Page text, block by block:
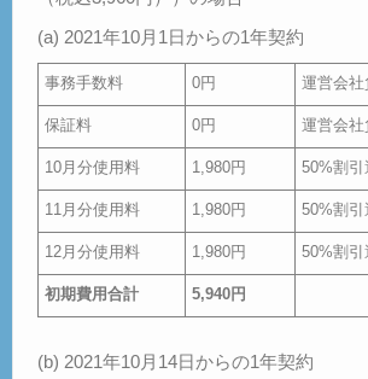
(a) 2021年10月1日からの1年契約
事務手数料 0円 運営会社
保証料 0円 運営会社
10月分使用料 1,980円 50%割引
11月分使用料 1,980円 50%割引
12月分使用料 1,980円 50%割引
初期費用合計 5,940円
(b) 2021年10月14日からの1年契約